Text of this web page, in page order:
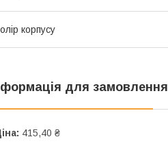
корпусу
для замовлення
415,40 ₴